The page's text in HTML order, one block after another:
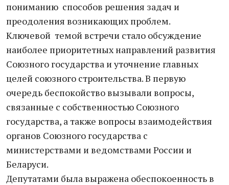
пониманию способов решения задач и
преодоления возникающих проблем.
Ключевой темой встречи стало обсуждение
наиболее приоритетных направлений развития
Союзного государства и уточнение главных
целей союзного строительства. В первую
очередь беспокойство вызывали вопросы,
связанные с собственностью Союзного
государства, а также вопросы взаимодействия
органов Союзного государства с
министерствами и ведомствами России и
Беларуси.
Депутатами была выражена обеспокоенность в